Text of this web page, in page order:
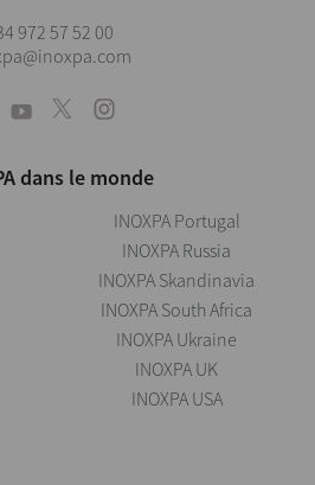
972 57 52 00
dans le monde
INOXPA Portugal
INOXPA Russia
INOXPA Skandinavia
INOXPA South Africa
INOXPA Ukraine
INOXPA UK
INOXPA USA